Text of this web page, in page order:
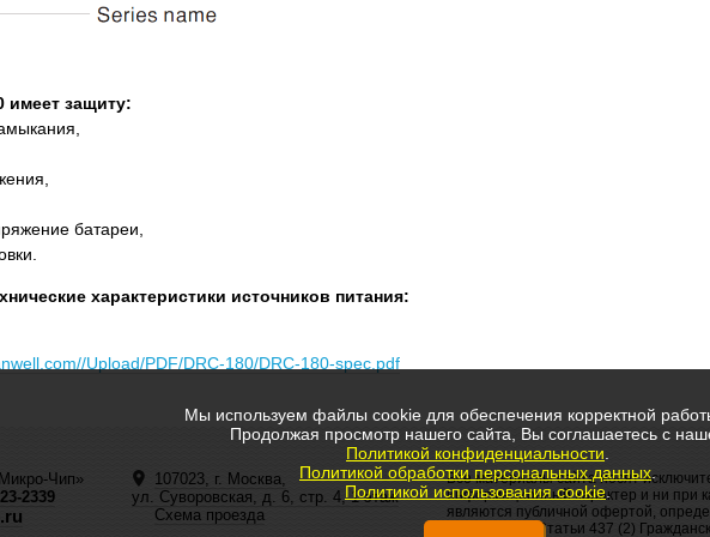
имеет защиту:
батареи,
характеристики источников питания:
Upload/PDF/DRC-180/DRC-180-spec.pdf
Чип»
2339
107023, г. Москва,
ул. Суворовская, д. 6, стр. 4, 1 этаж
Схема проезда
Все материалы сайта носят
информационный характер и ни при
являются публичной офертой,
положением Статьи 437 (2)
Мы используем файлы cookie для обеспечения корректной
Продолжая просмотр нашего сайта, Вы соглашаетесь с
Политикой конфиденциальности
Политикой обработки персональных данных.
Политикой использования cookie.